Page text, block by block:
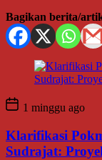
Bagikan berita/
1 minggu ago
Klarifikasi
Sudrajat: